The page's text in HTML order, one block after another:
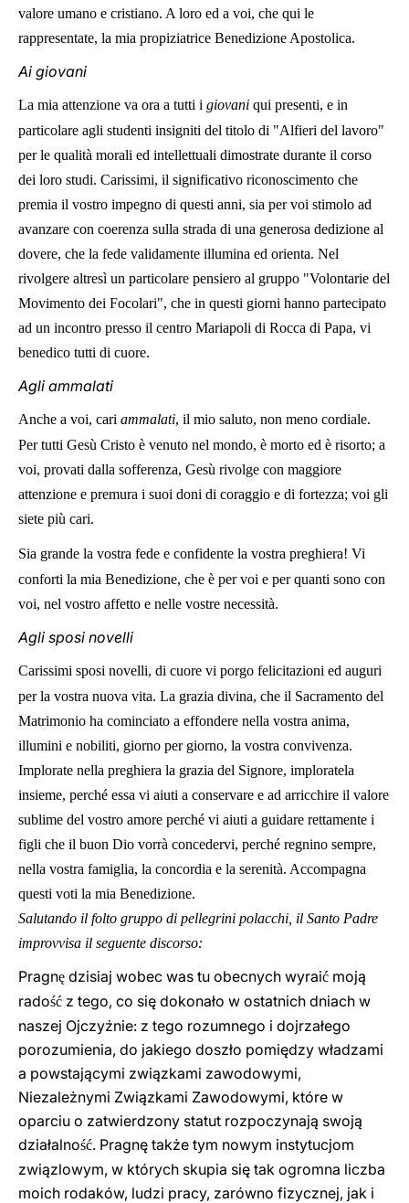
valore umano e cristiano. A loro ed a voi, che qui le
rappresentate, la mia propiziatrice Benedizione Apostolica.
Ai giovani
La mia attenzione va ora a tutti i giovani qui presenti, e in
particolare agli studenti insigniti del titolo di "Alfieri del lavoro"
per le qualità morali ed intellettuali dimostrate durante il corso
dei loro studi. Carissimi, il significativo riconoscimento che
premia il vostro impegno di questi anni, sia per voi stimolo ad
avanzare con coerenza sulla strada di una generosa dedizione al
dovere, che la fede validamente illumina ed orienta. Nel
rivolgere altresì un particolare pensiero al gruppo "Volontarie del
Movimento dei Focolari", che in questi giorni hanno partecipato
ad un incontro presso il centro Mariapoli di Rocca di Papa, vi
benedico tutti di cuore.
Agli ammalati
Anche a voi, cari ammalati, il mio saluto, non meno cordiale.
Per tutti Gesù Cristo è venuto nel mondo, è morto ed è risorto; a
voi, provati dalla sofferenza, Gesù rivolge con maggiore
attenzione e premura i suoi doni di coraggio e di fortezza; voi gli
siete più cari.
Sia grande la vostra fede e confidente la vostra preghiera! Vi
conforti la mia Benedizione, che è per voi e per quanti sono con
voi, nel vostro affetto e nelle vostre necessità.
Agli sposi novelli
Carissimi sposi novelli, di cuore vi porgo felicitazioni ed auguri
per la vostra nuova vita. La grazia divina, che il Sacramento del
Matrimonio ha cominciato a effondere nella vostra anima,
illumini e nobiliti, giorno per giorno, la vostra convivenza.
Implorate nella preghiera la grazia del Signore, imploratela
insieme, perché essa vi aiuti a conservare e ad arricchire il valore
sublime del vostro amore perché vi aiuti a guidare rettamente i
figli che il buon Dio vorrà concedervi, perché regnino sempre,
nella vostra famiglia, la concordia e la serenità. Accompagna
questi voti la mia Benedizione.
Salutando il folto gruppo di pellegrini polacchi, il Santo Padre
improvvisa il seguente discorso:
Pragnę dzisiaj wobec was tu obecnych wyraić moją
radość z tego, co się dokonało w ostatnich dniach w
naszej Ojczyźnie: z tego rozumnego i dojrzałego
porozumienia, do jakiego doszło pomiędzy władzami
a powstającymi związkami zawodowymi,
Niezależnymi Związkami Zawodowymi, które w
oparciu o zatwierdzony statut rozpoczynają swoją
działalność. Pragnę także tym nowym instytucjom
związlowym, w których skupia się tak ogromna liczba
moich rodaków, ludzi pracy, zarówno fizycznej, jak i